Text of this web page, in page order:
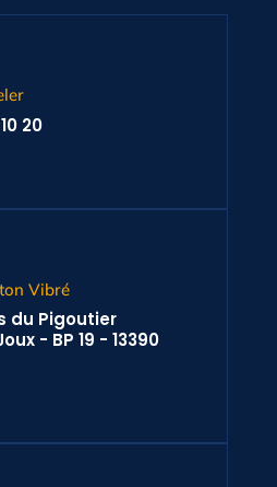
20
Vibré
du Pigoutier
- BP 19 - 13390